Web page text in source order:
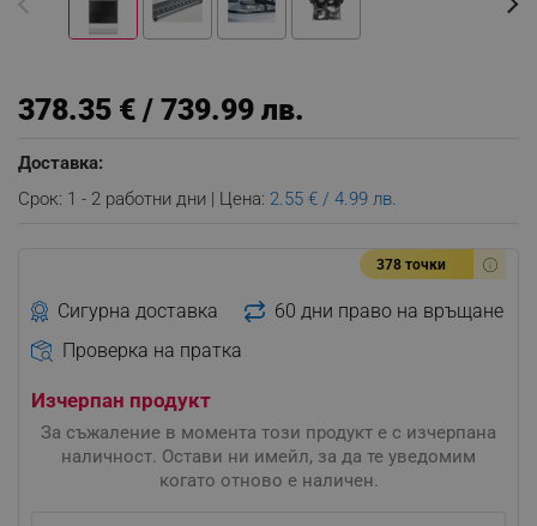
378.35 € / 739.99 лв.
Доставка:
Срок: 1 - 2 работни дни | Цена: 2.55 € / 4.99 лв.
378 точки
Сигурна доставка
60 дни право на връщане
Проверка на пратка
Изчерпан продукт
За съжаление в момента този продукт е с изчерпана
наличност. Остави ни имейл, за да те уведомим
когато отново е наличен.